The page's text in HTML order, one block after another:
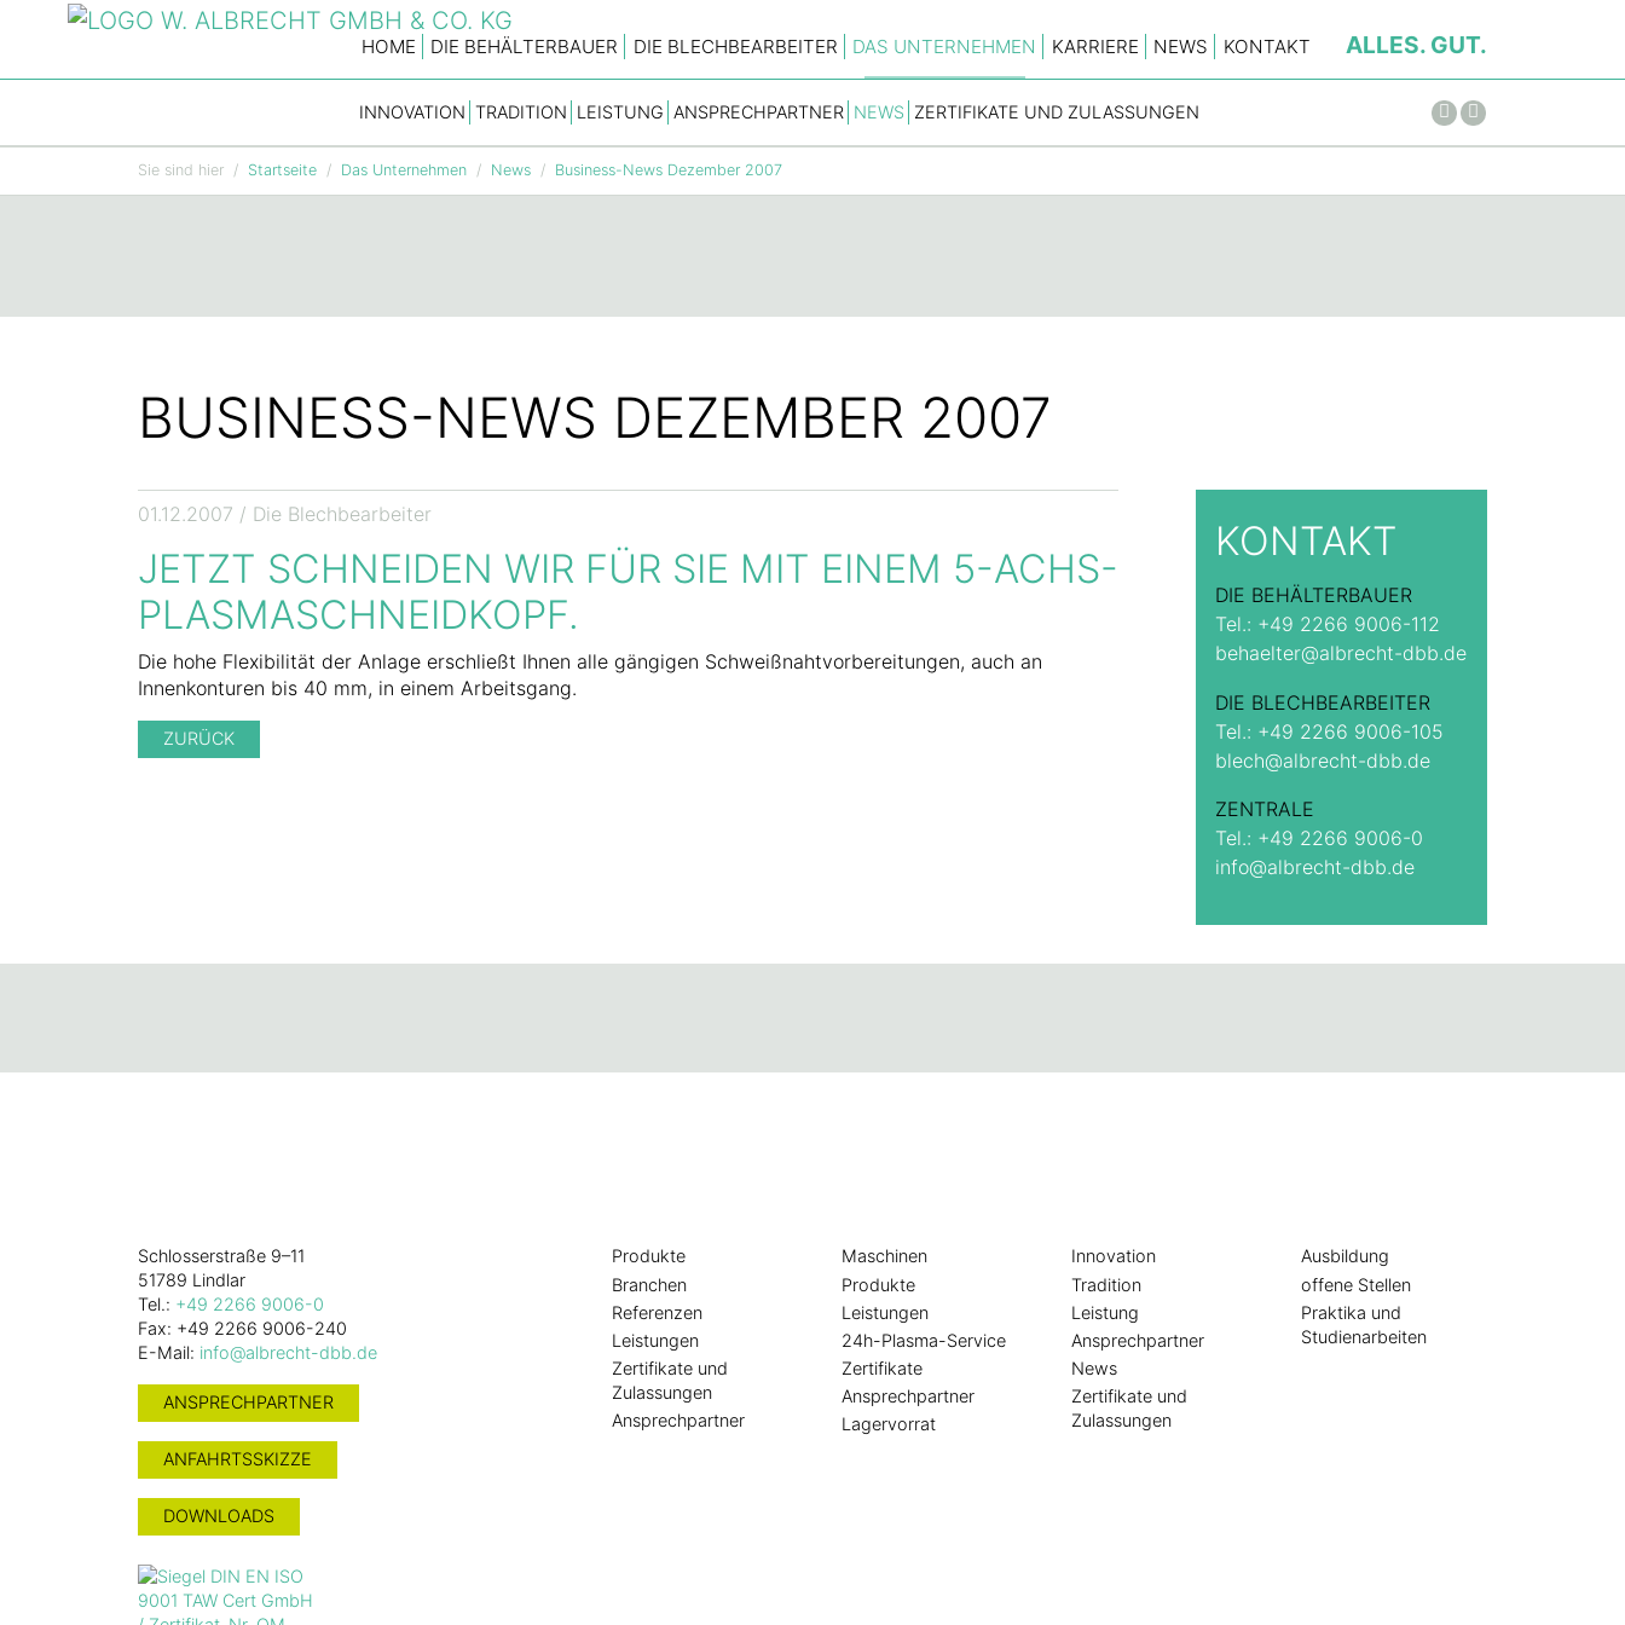
HOME DIE BEHÄLTERBAUER DIE BLECHBEARBEITER DAS UNTERNEHMEN
INNOVATION TRADITION LEISTUNG ANSPRECHPARTNER NEWS ZERTIFIKATE UND ZULASSUNGEN
KARRIERE NEWS KONTAKT ALLES. GUT.
Sie sind hier Startseite Das Unternehmen News Business-News Dezember 2007
BUSINESS-NEWS DEZEMBER 2007
01.12.2007 / Die Blechbearbeiter
JETZT SCHNEIDEN WIR FÜR SIE MIT EINEM 5-ACHS-
PLASMASCHNEIDKOPF.
Die hohe Flexibilität der Anlage erschließt Ihnen alle gängigen Schweißnahtvorbereitungen, auch an
Innenkonturen bis 40 mm, in einem Arbeitsgang.
ZURÜCK
KONTAKT
DIE BEHÄLTERBAUER
Tel.: +49 2266 9006-112
behaelter@albrecht-dbb.de
DIE BLECHBEARBEITER
Tel.: +49 2266 9006-105
blech@albrecht-dbb.de
ZENTRALE
Tel.: +49 2266 9006-0
info@albrecht-dbb.de
Schlosserstraße 9–11
51789 Lindlar
Tel.: +49 2266 9006-0
Fax: +49 2266 9006-240
E-Mail: info@albrecht-dbb.de
ANSPRECHPARTNER
ANFAHRTSSKIZZE
DOWNLOADS
Produkte
Branchen
Referenzen
Leistungen
Zertifikate und
Zulassungen
Ansprechpartner
Maschinen
Produkte
Leistungen
24h-Plasma-Service
Zertifikate
Ansprechpartner
Lagervorrat
Innovation
Tradition
Leistung
Ansprechpartner
News
Zertifikate und
Zulassungen
Ausbildung
offene Stellen
Praktika und
Studienarbeiten